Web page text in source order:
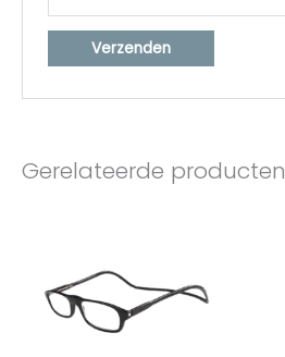
Gerelateerde producten